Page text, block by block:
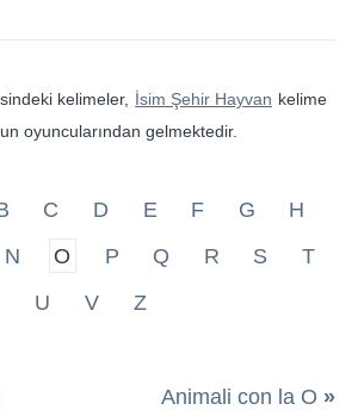
kelimeler, İsim Şehir Hayvan kelime
oyuncularından gelmektedir.
C D E F G
H
N O P Q R S
T
U
V Z
Animali con la O »